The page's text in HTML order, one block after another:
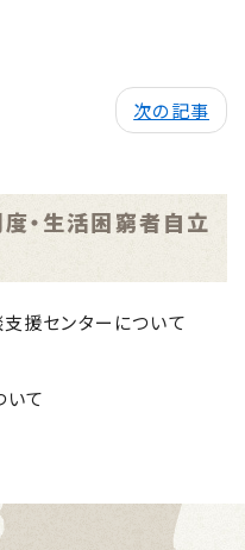
次の記事
・生活困窮者自立
援センターについて
て